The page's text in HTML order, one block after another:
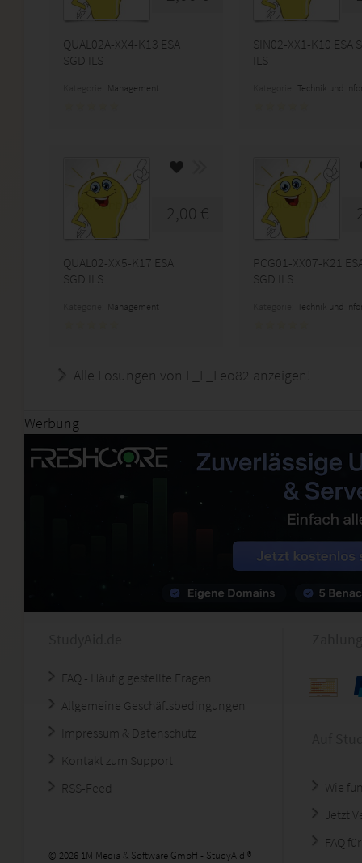
QUAL02A-XX4-K13 ESA
SGD ILS
Management
SIN02-XX1-K10 ESA
ILS
Technik und
2,00 €
QUAL02-XX5-K17 ESA
SGD ILS
Management
PCG01-XX07-K21
SGD ILS
Technik und
Alle Lösungen von L_L_Leo82 anzeigen!
Werbung
FAQ - Häufig gestellte Fragen
Allgemeine Geschäftsbedingungen
Impressum & Datenschutz
Kontakt zum Support
RSS-Feed
© 2026 1M Media & Software GmbH - StudyAid ®
Wie
Jetzt
FAQ